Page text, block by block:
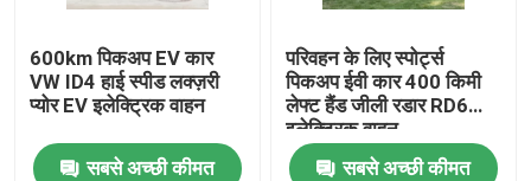
600km पिकअप EV कार
VW ID4 हाई स्पीड लक्ज़री
प्योर EV इलेक्ट्रिक वाहन
सबसे अच्छी कीमत
परिवहन के लिए स्पोर्ट्स
पिकअप ईवी कार 400 किमी
लेफ्ट हैंड जीली रडार RD6
इलेक्ट्रिक वाहन
सबसे अच्छी कीमत